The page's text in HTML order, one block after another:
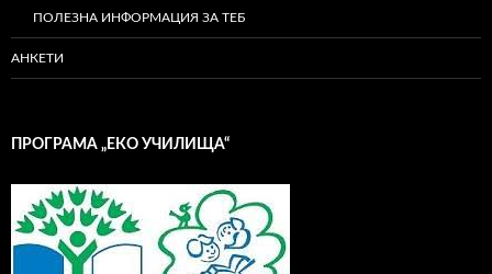
ПОЛЕЗНА ИНФОРМАЦИЯ ЗА ТЕБ
АНКЕТИ
ПРОГРАМА „ЕКО УЧИЛИЩА“